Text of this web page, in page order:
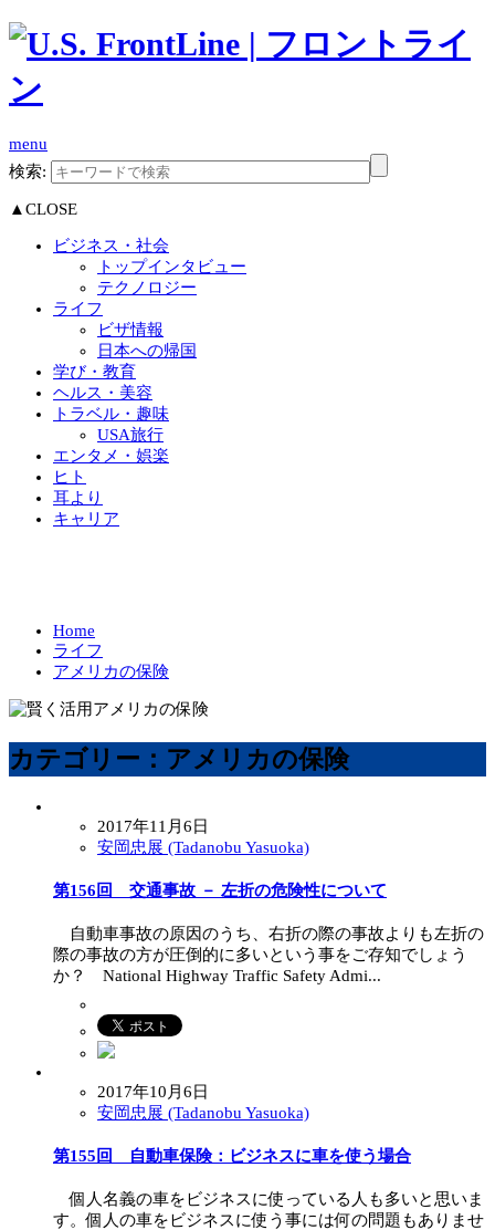
menu
検索:
▲CLOSE
ビジネス・社会
トップインタビュー
テクノロジー
ライフ
ビザ情報
日本への帰国
学び・教育
ヘルス・美容
トラベル・趣味
USA旅行
エンタメ・娯楽
ヒト
耳より
キャリア
Home
ライフ
アメリカの保険
カテゴリー：アメリカの保険
2017年11月6日
安岡忠展 (Tadanobu Yasuoka)
第156回 交通事故 － 左折の危険性について
自動車事故の原因のうち、右折の際の事故よりも左折の
際の事故の方が圧倒的に多いという事をご存知でしょう
か？ National Highway Traffic Safety Admi...
2017年10月6日
安岡忠展 (Tadanobu Yasuoka)
第155回 自動車保険：ビジネスに車を使う場合
個人名義の車をビジネスに使っている人も多いと思いま
す。個人の車をビジネスに使う事には何の問題もありませ